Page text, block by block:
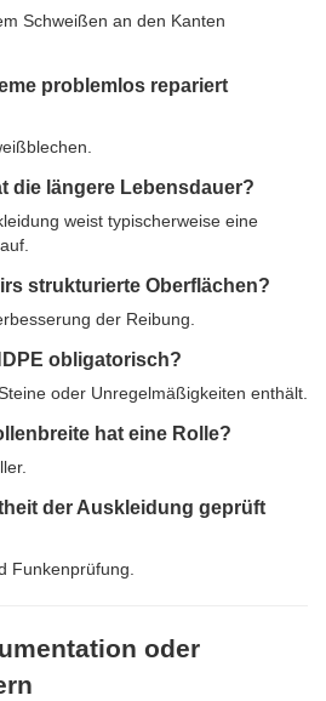
Schweißen an den Kanten
problemlos repariert
die längere Lebensdauer?
weist typischerweise eine
strukturierte Oberflächen?
der Reibung.
obligatorisch?
​​oder Unregelmäßigkeiten enthält.
hat eine Rolle?
der Auskleidung geprüft
Funkenprüfung.
oder